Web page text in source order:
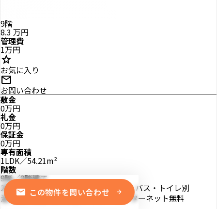
9階
8.3 万円
管理費
1万円
star
お気に入り
mail
お問い合わせ
敷金
0万円
礼金
0万円
保証金
0万円
専有面積
1LDK／54.21m²
階数
9階／9階建て
2階以上 最上階 IHクッキングヒーター バス・トイレ別
温水洗浄便座暖房便座 シャワー インターネット無料
mail この物件を問い合わせ arrow_forward